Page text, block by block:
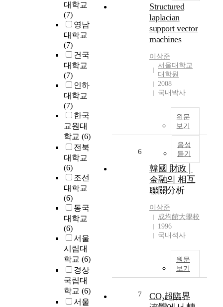
대학교
(7)
영남
대학교
(7)
건국
대학교
(7)
인하
대학교
(7)
한국
교원대
학교 (6)
전북
대학교
(6)
조선
대학교
(6)
동국
대학교
(6)
서울
시립대
학교 (6)
경상
국립대
학교 (6)
서울
기
Structured
laplacian
support vector
machines
이상준
서울대학교
대학원
2008
국내박사
원문
보기
음성
듣기
6
韓國 財政│
金融의 相互
聯關分析
이상준
成均館大學校
1996
국내석사
원문
보기
7
CO₂超臨界